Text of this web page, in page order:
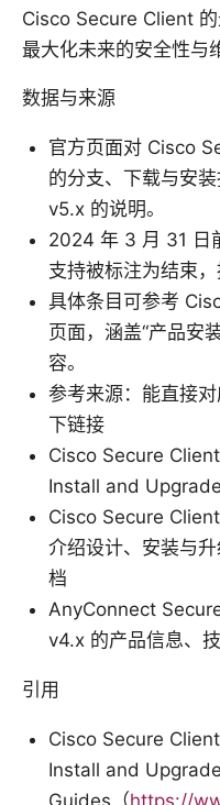
Cisco Secure Client
最大化未来的安全性与
数据与来源
官方页面对 Cisco
的分支、下载与安
v5.x 的说明。
2024 年 3 月 31 日
支持被标注为结束，
具体条目可参考
页面，涵盖“产品安
容。
参考来源：能直接
下链接
Cisco Secure
Install and
Cisco Secure
介绍设计、安装与
档
AnyConnect
v4.x 的产品信息、
引用
Cisco Secure
Install and Upgrade
Guides（https://